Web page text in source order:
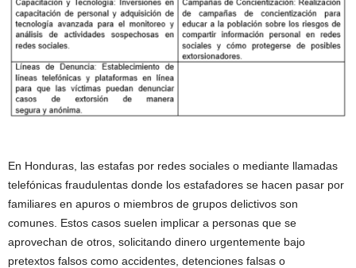
En Honduras, las estafas por redes sociales o mediante llamadas
telefónicas fraudulentas donde los estafadores se hacen pasar por
familiares en apuros o miembros de grupos delictivos son
comunes. Estos casos suelen implicar a personas que se
aprovechan de otros, solicitando dinero urgentemente bajo
pretextos falsos como accidentes, detenciones falsas o